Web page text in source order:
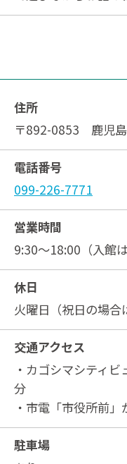
住所
〒892-0853 鹿児
電話番号
099-226-7771
営業時間
9:30～18:00（入館
休日
火曜日（祝日の場
交通アクセス
・カゴシマシティ
分
・市電「市役所前
駐車場